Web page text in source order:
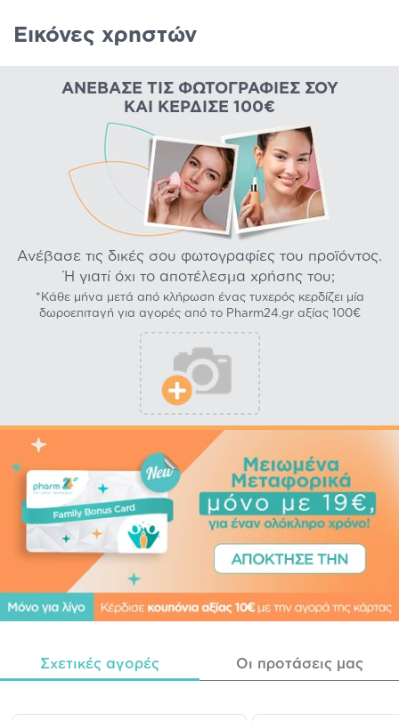
Εικόνες χρηστών
ΑΝΈΒΑΣΕ ΤΙΣ ΦΩΤΟΓΡΑΦΊΕΣ ΣΟΥ
ΚΑΙ ΚΈΡΔΙΣΕ 100€
Ανέβασε τις δικές σου φωτογραφίες του προϊόντος.
Ή γιατί όχι το αποτέλεσμα χρήσης του;
*Κάθε μήνα μετά από κλήρωση ένας τυχερός κερδίζει μία
δωροεπιταγή για αγορές από το Pharm24.gr αξίας 100€
Σχετικές αγορές Οι προτάσεις μας